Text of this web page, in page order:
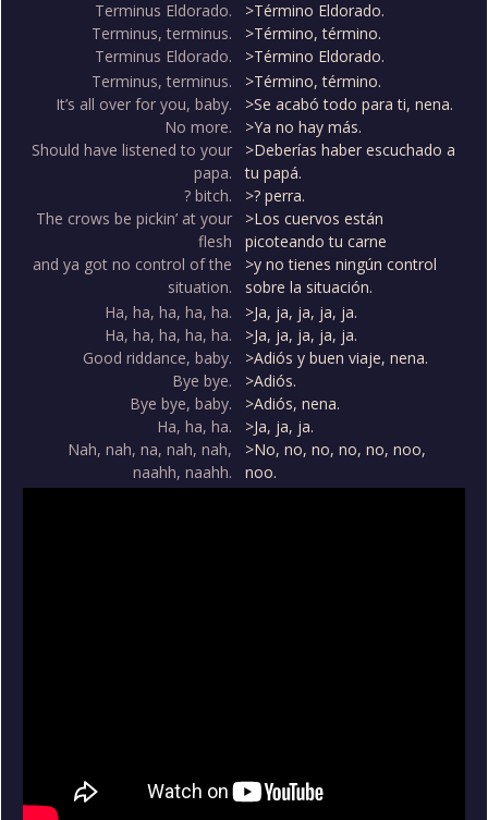
Terminus Eldorado.
Terminus, terminus.
Terminus Eldorado.
>Término Eldorado.
>Término, término.
>Término Eldorado.
Terminus, terminus.
It’s all over for you, baby.
No more.
Should have listened to your
papa.
? bitch.
The crows be pickin’ at your
flesh
and ya got no control of the
situation.
>Término, término.
>Se acabó todo para ti, nena.
>Ya no hay más.
>Deberías haber escuchado a
tu papá.
>? perra.
>Los cuervos están
picoteando tu carne
>y no tienes ningún control
sobre la situación.
Ha, ha, ha, ha, ha.
Ha, ha, ha, ha, ha.
Good riddance, baby.
Bye bye.
Bye bye, baby.
Ha, ha, ha.
Nah, nah, na, nah, nah,
naahh, naahh.
>Ja, ja, ja, ja, ja.
>Ja, ja, ja, ja, ja.
>Adiós y buen viaje, nena.
>Adiós.
>Adiós, nena.
>Ja, ja, ja.
>No, no, no, no, no, noo,
noo.